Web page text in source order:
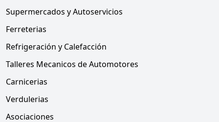
Supermercados y Autoservicios
Ferreterias
Refrigeración y Calefacción
Talleres Mecanicos de Automotores
Carnicerias
Verdulerias
Asociaciones